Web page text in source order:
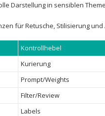
Darstellung in sensiblen
für ‌Retusche, Stilisierung
Kontrollhebel
Kurierung
Prompt/Weights
Filter/Review
Labels